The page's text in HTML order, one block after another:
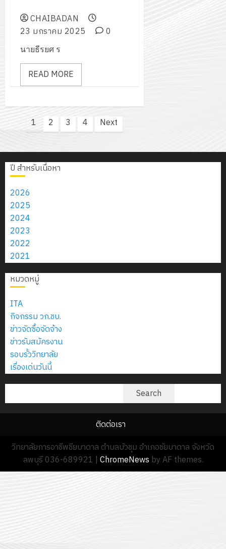
CHAIBADAN
23 มกราคม 2025
0
นายธีรยศ ร
READ MORE
Posts
pagination
1 2 3 4 Next
ปี สำหรับเนื่อหา
2026
2025
2024
2023
2022
2021
หมวดหมู่
ITA
กิจกรรม วก.ชบ.
ข่าวจัดซื้อจัดจ้าง
ข่าวรับสมัครงาน
รอบรั้ววิทยาลัย
เรื่องเด่นวันนี้
Search
ติดต่อเรา
วิทยาลัยการอาชีพชียบาดาล ตำบลบัวชุม อำเภอชัยบาดาล จังหวัด
ลพบุรี 036-689921 | ChromeNews by AF themes.